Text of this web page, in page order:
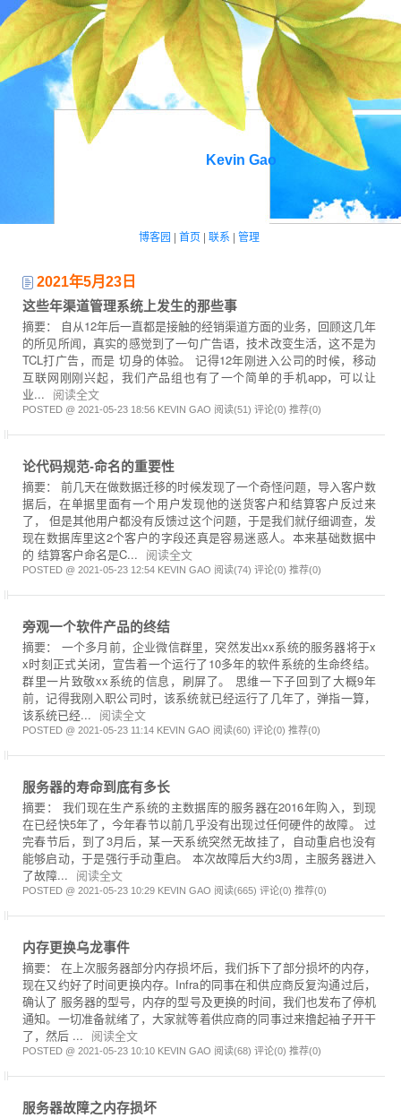
Kevin Gao
博客园 | 首页 | 联系 | 管理
2021年5月23日
这些年渠道管理系统上发生的那些事
摘要： 自从12年后一直都是接触的经销渠道方面的业务，回顾这几年
的所见所闻，真实的感觉到了一句广告语，技术改变生活，这不是为
TCL打广告，而是 切身的体验。 记得12年刚进入公司的时候，移动
互联网刚刚兴起，我们产品组也有了一个简单的手机app，可以让
业... 阅读全文
POSTED @ 2021-05-23 18:56 KEVIN GAO 阅读(51) 评论(0) 推荐(0)
论代码规范-命名的重要性
摘要： 前几天在做数据迁移的时候发现了一个奇怪问题，导入客户数
据后，在单据里面有一个用户发现他的送货客户和结算客户反过来
了， 但是其他用户都没有反馈过这个问题，于是我们就仔细调查，发
现在数据库里这2个客户的字段还真是容易迷惑人。本来基础数据中
的 结算客户命名是C... 阅读全文
POSTED @ 2021-05-23 12:54 KEVIN GAO 阅读(74) 评论(0) 推荐(0)
旁观一个软件产品的终结
摘要： 一个多月前，企业微信群里，突然发出xx系统的服务器将于x
x时刻正式关闭，宣告着一个运行了10多年的软件系统的生命终结。
群里一片致敬xx系统的信息，刷屏了。 思维一下子回到了大概9年
前，记得我刚入职公司时，该系统就已经运行了几年了，弹指一算，
该系统已经... 阅读全文
POSTED @ 2021-05-23 11:14 KEVIN GAO 阅读(60) 评论(0) 推荐(0)
服务器的寿命到底有多长
摘要： 我们现在生产系统的主数据库的服务器在2016年购入，到现
在已经快5年了，今年春节以前几乎没有出现过任何硬件的故障。 过
完春节后，到了3月后，某一天系统突然无故挂了，自动重启也没有
能够启动，于是强行手动重启。 本次故障后大约3周，主服务器进入
了故障... 阅读全文
POSTED @ 2021-05-23 10:29 KEVIN GAO 阅读(665) 评论(0) 推荐(0)
内存更换乌龙事件
摘要： 在上次服务器部分内存损坏后，我们拆下了部分损坏的内存，
现在又约好了时间更换内存。Infra的同事在和供应商反复沟通过后，
确认了 服务器的型号，内存的型号及更换的时间，我们也发布了停机
通知。一切准备就绪了，大家就等着供应商的同事过来撸起袖子开干
了，然后 ... 阅读全文
POSTED @ 2021-05-23 10:10 KEVIN GAO 阅读(68) 评论(0) 推荐(0)
服务器故障之内存损坏